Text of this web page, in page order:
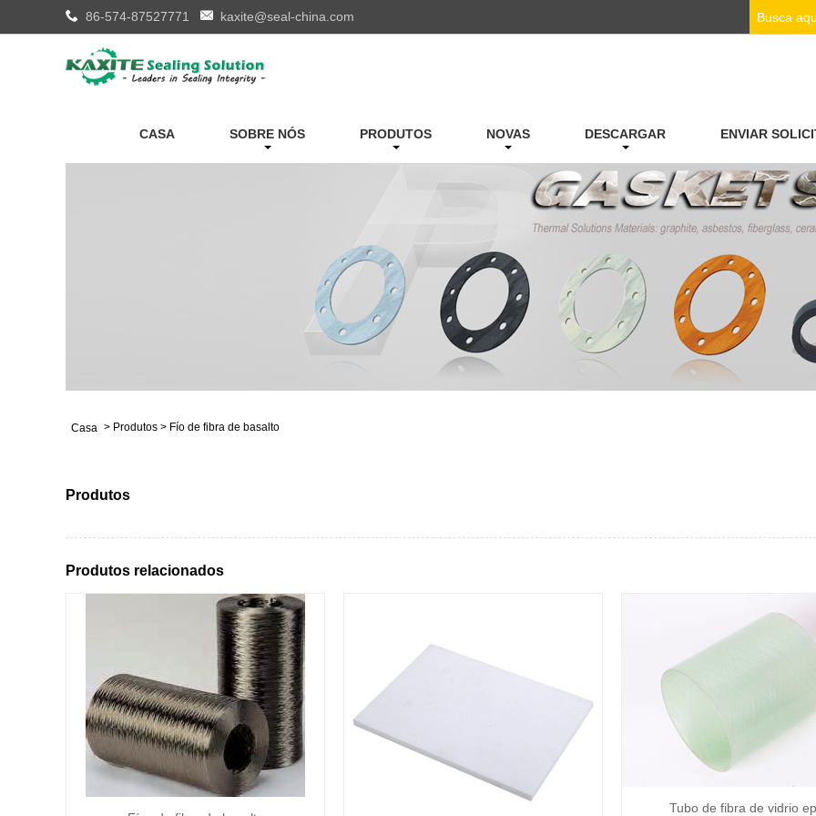
86-574-87527771 kaxite@seal-china.com
CASA SOBRE NÓS PRODUTOS NOVAS DESCARGAR ENVIAR
Casa > Produtos > Fío de fibra de basalto
Produtos
Produtos relacionados
Tubo de fibra de vidrio